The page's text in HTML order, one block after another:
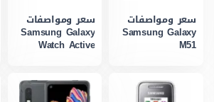
سعر ومواصفات
Samsung Galaxy
M51
سعر ومواصفات
Samsung Galaxy
Watch Active